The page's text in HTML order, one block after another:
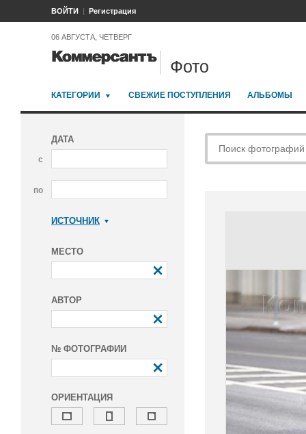
ВОЙТИ Регистрация
06 АВГУСТА, ЧЕТВЕРГ
Фото
КАТЕГОРИИ СВЕЖИЕ ПОСТУПЛЕНИЯ АЛЬБОМЫ
ДАТА
с
по
ИСТОЧНИК
МЕСТО
АВТОР
№ ФОТОГРАФИИ
ОРИЕНТАЦИЯ